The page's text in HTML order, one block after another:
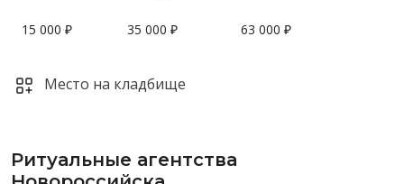
15 000 ₽ 35 000 ₽ 63 000 ₽
Место на кладбище
Ритуальные агентства